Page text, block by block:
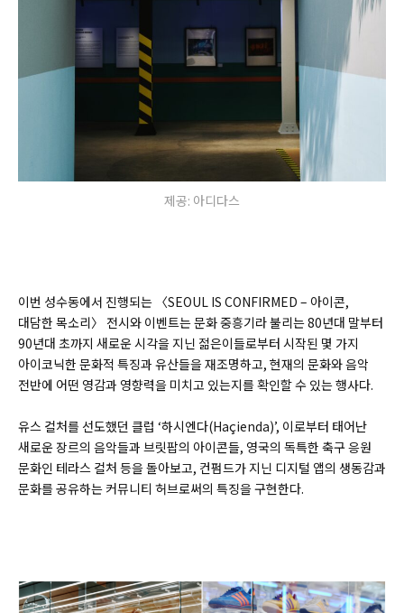
제공: 아디다스
이번 성수동에서 진행되는 〈SEOUL IS CONFIRMED – 아이콘,
대담한 목소리〉 전시와 이벤트는 문화 중흥기라 불리는 80년대 말부터
90년대 초까지 새로운 시각을 지닌 젊은이들로부터 시작된 몇 가지
아이코닉한 문화적 특징과 유산들을 재조명하고, 현재의 문화와 음악
전반에 어떤 영감과 영향력을 미치고 있는지를 확인할 수 있는 행사다.
유스 컬처를 선도했던 클럽 ‘하시엔다(Haçienda)’, 이로부터 태어난
새로운 장르의 음악들과 브릿팝의 아이콘들, 영국의 독특한 축구 응원
문화인 테라스 컬처 등을 돌아보고, 컨펌드가 지닌 디지털 앱의 생동감과
문화를 공유하는 커뮤니티 허브로써의 특징을 구현한다.